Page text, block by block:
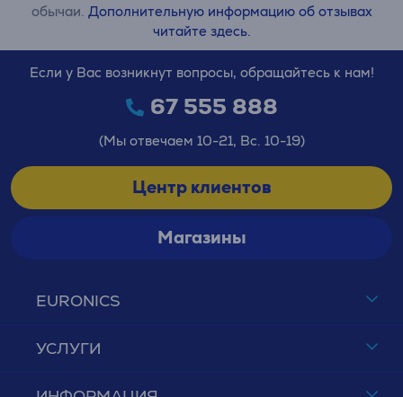
обычаи. Дополнительную информацию об отзывах
читайте здесь.
EURONICS
УСЛУГИ
Если у Вас возникнут вопросы, обращайтесь к нам!
67 555 888
(Мы отвечаем 10-21, Вс. 10-19)
Центр клиентов
Магазины